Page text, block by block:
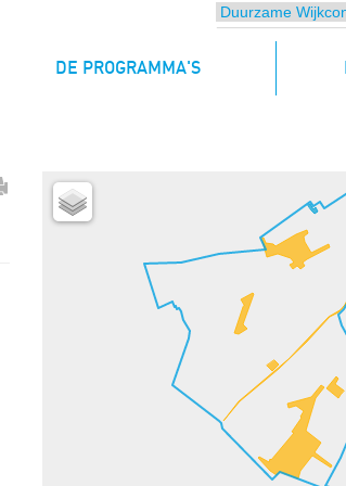
DE PROGRAMMA'S